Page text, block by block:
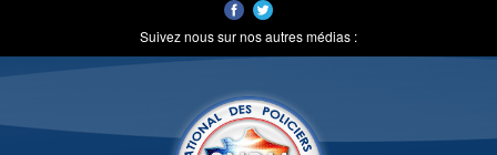
Suivez nous sur nos autres médias :